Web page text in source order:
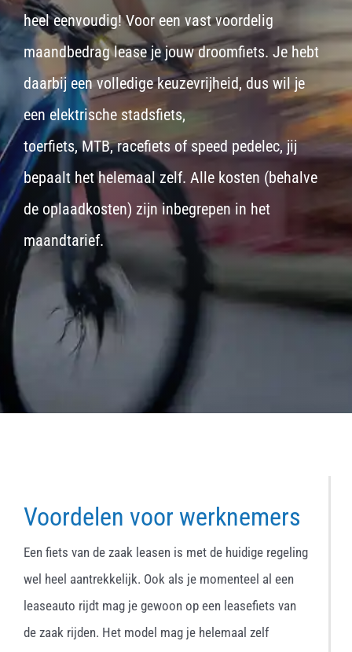
heel eenvoudig! Voor een vast voordelig
maandbedrag lease je jouw droomfiets. Je hebt
daarbij een volledige keuzevrijheid, dus wil je
eenelektrische stadsfiets,
toerfiets,MTB,racefietsof speed pedelec, jij
bepaalt het helemaal zelf. Alle kosten (behalve
de oplaadkosten) zijn inbegrepen in het
maandtarief.
Voordelen voor werknemers
Een fiets van de zaak leasen is met de huidige regeling
wel heel aantrekkelijk. Ook als je momenteel al een
leaseauto rijdt mag je gewoon op een leasefiets van
de zaak rijden. Het model mag je helemaal zelf